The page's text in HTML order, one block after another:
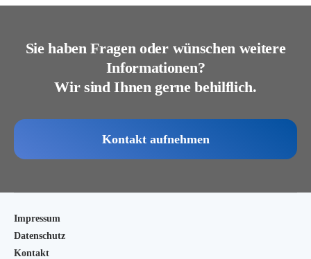
Sie haben Fragen oder wünschen weitere
Informationen?
Wir sind Ihnen gerne behilflich.
Kontakt aufnehmen
Impressum
Datenschutz
Kontakt